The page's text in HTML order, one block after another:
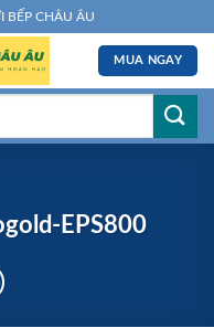
BẾP CHÂU ÂU
MUA NGAY
EPS800